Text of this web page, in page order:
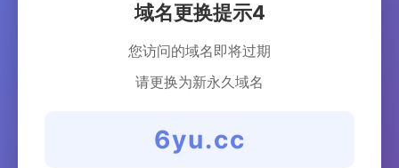
域名更换提示4
您访问的域名即将过期
请更换为新永久域名
6yu.cc